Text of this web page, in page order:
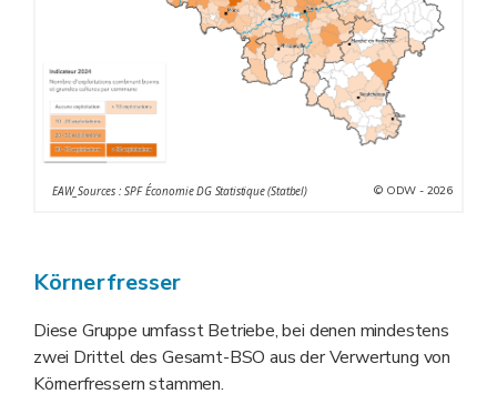
EAW_Sources : SPF Économie DG Statistique (Statbel) © ODW - 2026
Körnerfresser
Diese Gruppe umfasst Betriebe, bei denen mindestens
zwei Drittel des Gesamt-BSO aus der Verwertung von
Körnerfressern stammen.